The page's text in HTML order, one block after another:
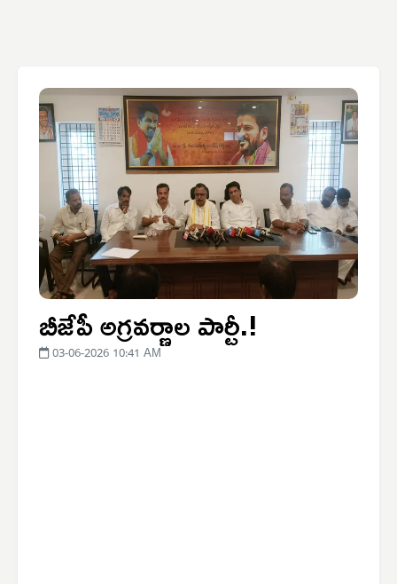
బీజేపీ అగ్రవర్ణాల పార్టీ.!
03-06-2026 10:41 AM